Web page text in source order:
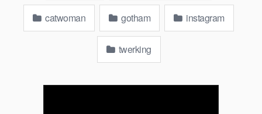
catwoman gotham instagram
twerking